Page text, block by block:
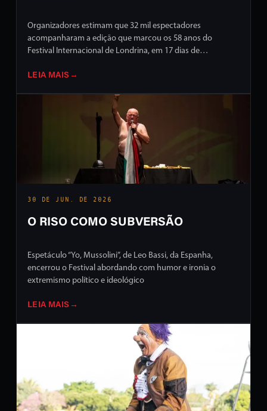
Organizadores estimam que 32 mil espectadores
acompanharam a edição que marcou os 58 anos do
Festival Internacional de Londrina, em 17 dias de
LEIA MAIS →
30 DE JUN. DE 2026
O RISO COMO SUBVERSÃO
Espetáculo “Yo, Mussolini”, de Leo Bassi, da Espanha,
encerrou o Festival abordando com humor e ironia o
extremismo político e ideológico
LEIA MAIS →